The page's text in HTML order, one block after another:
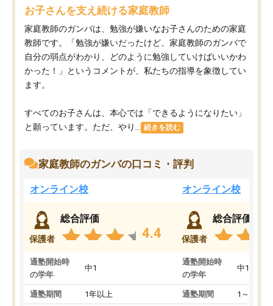
お子さんを支え続ける家庭教師
家庭教師のガンバは、勉強が嫌いなお子さんのための家庭
教師です。「勉強が嫌いだったけど、家庭教師のガンバで
自分の弱点がわかり、どのように勉強していけばいいかわ
かった！」というコメントが、私たちの指導を象徴してい
ます。
すべてのお子さんは、本心では「できるようになりたい」
と願っています。ただ、やり...
続きを読む
家庭教師のガンバの口コミ・評判
オンライン校
保護者
総合評価
4.4
通塾開始時
の学年
中1
通塾期間 1年以上
オンライン校
保護者
総合評価
通塾開始時
の学年
中1
通塾期間 1～3ヵ月